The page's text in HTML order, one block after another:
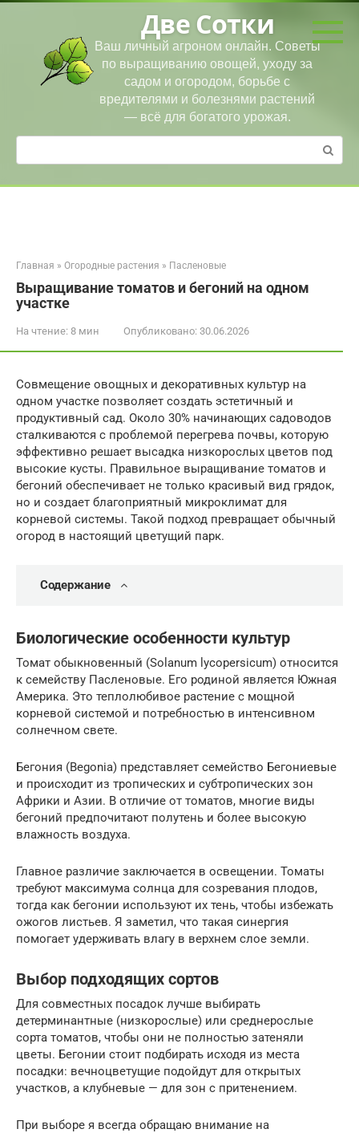
Перейти
Две Сотки
Ваш личный агроном онлайн. Советы
по выращиванию овощей, уходу за
садом и огородом, борьбе с
вредителями и болезнями растений
— всё для богатого урожая.
Поиск:
Главная » Огородные растения » Пасленовые
Выращивание томатов и бегоний на одном
участке
На чтение: 8 мин Опубликовано: 30.06.2026
Совмещение овощных и декоративных культур на
одном участке позволяет создать эстетичный и
продуктивный сад. Около 30% начинающих садоводов
сталкиваются с проблемой перегрева почвы, которую
эффективно решает высадка низкорослых цветов под
высокие кусты. Правильное выращивание томатов и
бегоний обеспечивает не только красивый вид грядок,
но и создает благоприятный микроклимат для
корневой системы. Такой подход превращает обычный
огород в настоящий цветущий парк.
Содержание
Биологические особенности культур
Томат обыкновенный (Solanum lycopersicum) относится
к семейству Пасленовые. Его родиной является Южная
Америка. Это теплолюбивое растение с мощной
корневой системой и потребностью в интенсивном
солнечном свете.
Бегония (Begonia) представляет семейство Бегониевые
и происходит из тропических и субтропических зон
Африки и Азии. В отличие от томатов, многие виды
бегоний предпочитают полутень и более высокую
влажность воздуха.
Главное различие заключается в освещении. Томаты
требуют максимума солнца для созревания плодов,
тогда как бегонии используют их тень, чтобы избежать
ожогов листьев. Я заметил, что такая синергия
помогает удерживать влагу в верхнем слое земли.
Выбор подходящих сортов
Для совместных посадок лучше выбирать
детерминантные (низкорослые) или среднерослые
сорта томатов, чтобы они не полностью затеняли
цветы. Бегонии стоит подбирать исходя из места
посадки: вечноцветущие подойдут для открытых
участков, а клубневые — для зон с притенением.
При выборе я всегда обращаю внимание на